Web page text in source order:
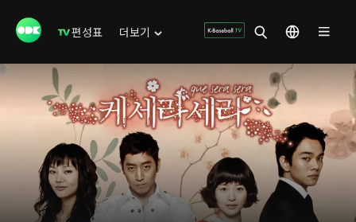
편성표 더보기